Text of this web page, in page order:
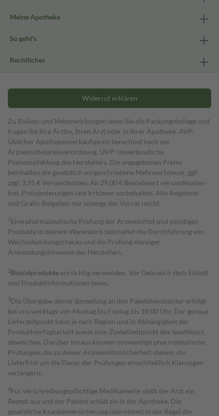
Meine Apotheke
So geht's
Rechtliches
Widerruf erklären
Zu Risiken und Nebenwirkungen lesen Sie die Packungsbeilage und
fragen Sie Ihre Ärztin, Ihren Arzt oder in Ihrer Apotheke. AVP:
Üblicher Apothekenverkaufspreis berechnet nach der
Arzneimittelpreisverordnung. UVP: Unverbindliche
Preisempfehlung des Herstellers. Die angegebenen Preise
beinhalten die gesetzlich vorgeschriebene Mehrwertsteuer, ggf.
zzgl. 3,95 € Versandkosten. Ab 29,00 € Bestell­wert versand­kosten­
frei. Preisänderungen und Irrtümer vorbehalten. Alle Angebote
und Gratis-Beigaben nur solange der Vorrat reicht.
1 Eine pharmazeutische Prüfung der Arzneimittel und sonstigen
Produkte in deinem Warenkorb beinhaltet die Durchführung von
Wechselwirkungschecks und die Prüfung etwaiger
Anwendungshinweise des Herstellers.
2Biozidproduktevorsichtig verwenden. Vor Gebrauch stets Etikett
und Produktinformationen lesen.
3Die Übergabe deiner Bestellung an den Paketdienstleister erfolgt
bei uns werktags von Montag bis Freitag bis 18:00 Uhr. Der genaue
Lieferzeitpunkt kann je nach Region und in Abhängigkeit der
Produktverfügbarkeit sowie vom Zustellzeitpunkt des Spediteurs
abweichen. Darüber hinaus können notwendige pharmazeutische
Prüfungen, die zu deiner Arzneimittelsicherheit dienen, die
Lieferfrist um die Dauer der Prüfungen einschließlich Klärungen
verlängern.
4Für verschreibungspflichtige Medikamente stellt der Arzt ein
Rezept aus und der Patient erhält sie in der Apotheke. Die
gesetzliche Krankenversicherung übernimmt in der Regel die